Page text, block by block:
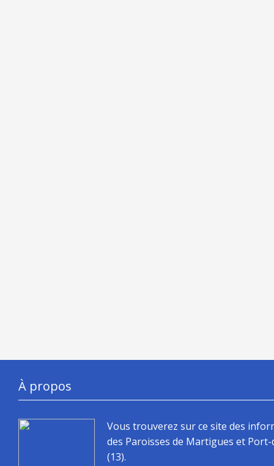
À propos
Vous trouverez sur ce site des
des Paroisses de Martigues et
(13).